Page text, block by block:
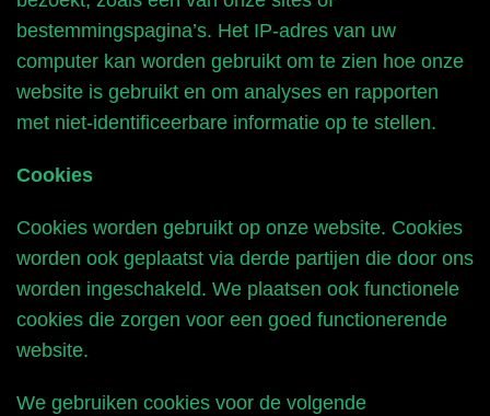
bestemmingspagina’s. Het IP-adres van uw
computer kan worden gebruikt om te zien hoe onze
website is gebruikt en om analyses en rapporten
met niet-identificeerbare informatie op te stellen.
Cookies
Cookies worden gebruikt op onze website. Cookies
worden ook geplaatst via derde partijen die door ons
worden ingeschakeld. We plaatsen ook functionele
cookies die zorgen voor een goed functionerende
website.
We gebruiken cookies voor de volgende